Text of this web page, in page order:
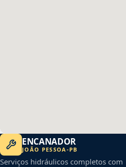
ENCANADOR
JOÃO PESSOA -PB
Serviços hidráulicos completos com